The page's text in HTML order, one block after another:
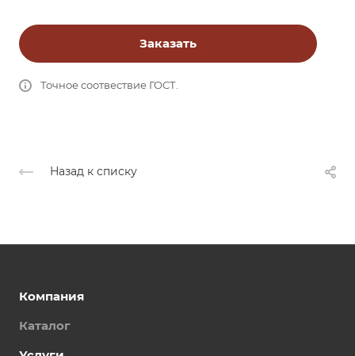
Заказать
Точное соотвествие ГОСТ.
Назад к списку
Компания
Каталог